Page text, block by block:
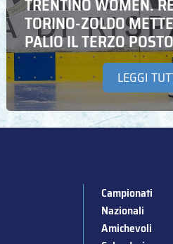
TRENTINO WOMEN.
TORINO-ZOLDO
PALIO IL TERZO POSTO
LEGGI
Campionati
Nazionali
Amichevoli